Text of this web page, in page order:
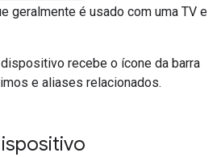
geralmente é usado com uma TV e
recebe o ícone da barra
e aliases relacionados.